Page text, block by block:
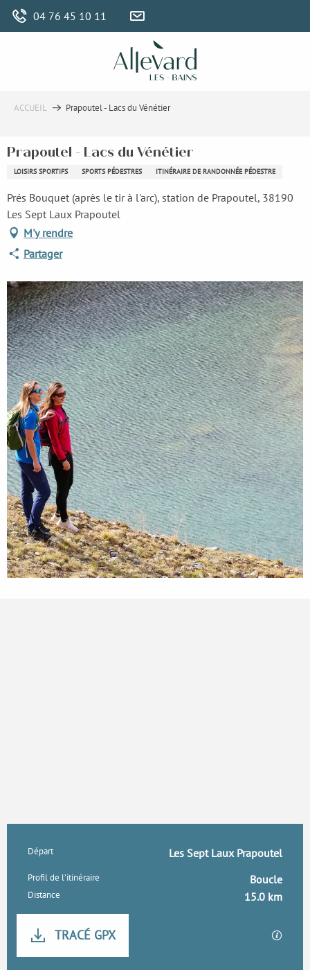
Aller
04 76 45 10 11
ACCUEIL Prapoutel - Lacs du Vénétier
Prapoutel - Lacs du Vénétier
LOISIRS SPORTIFS SPORTS PÉDESTRES ITINÉRAIRE DE RANDONNÉE PÉDESTRE
Prés Bouquet (après le tir à l'arc), station de Prapoutel, 38190
Les Sept Laux Prapoutel
M'y rendre
Partager
Informations pratiques
Départ Les Sept Laux Prapoutel
Profil de l’itinéraire Boucle
Distance 15.0 km
TRACÉ GPX